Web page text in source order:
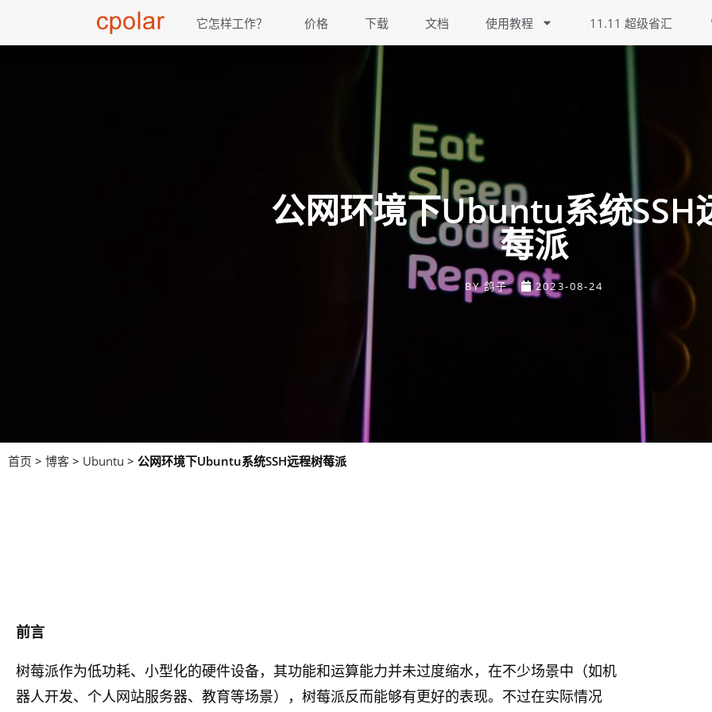
它怎样工作？ 价格 下载 文档 使用教程 11.11 超级省汇
公网环境下Ubuntu系统SSH
莓派
BY鸽子 2023-08-24
首页 > 博客 > Ubuntu > 公网环境下Ubuntu系统SSH远程树莓派
前言
树莓派作为低功耗、小型化的硬件设备，其功能和运算能力并未过度缩水，在不少场景中（如机
器人开发、个人网站服务器、教育等场景），树莓派反而能够有更好的表现。不过在实际情况